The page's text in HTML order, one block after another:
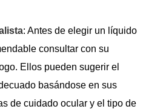
: Antes de elegir un líquido
consultar con su
Ellos pueden sugerir el
basándose en sus
de cuidado ocular y el tipo de